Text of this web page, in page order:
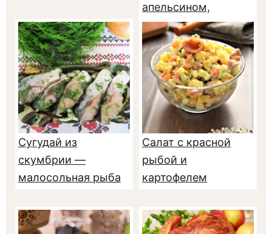
апельсином,
чесноком
Сугудай из
скумбрии —
малосольная рыба
Салат с красной
рыбой и
картофелем